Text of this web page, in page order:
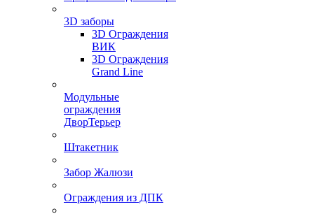
3D заборы
3D Ограждения
ВИК
3D Ограждения
Grand Line
Модульные
ограждения
ДворТерьер
Штакетник
Забор Жалюзи
Ограждения из ДПК